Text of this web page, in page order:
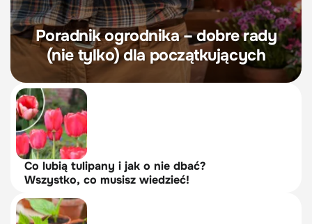
Poradnik ogrodnika – dobre rady
(nie tylko) dla początkujących
Co lubią tulipany i jak o nie dbać?
Wszystko, co musisz wiedzieć!